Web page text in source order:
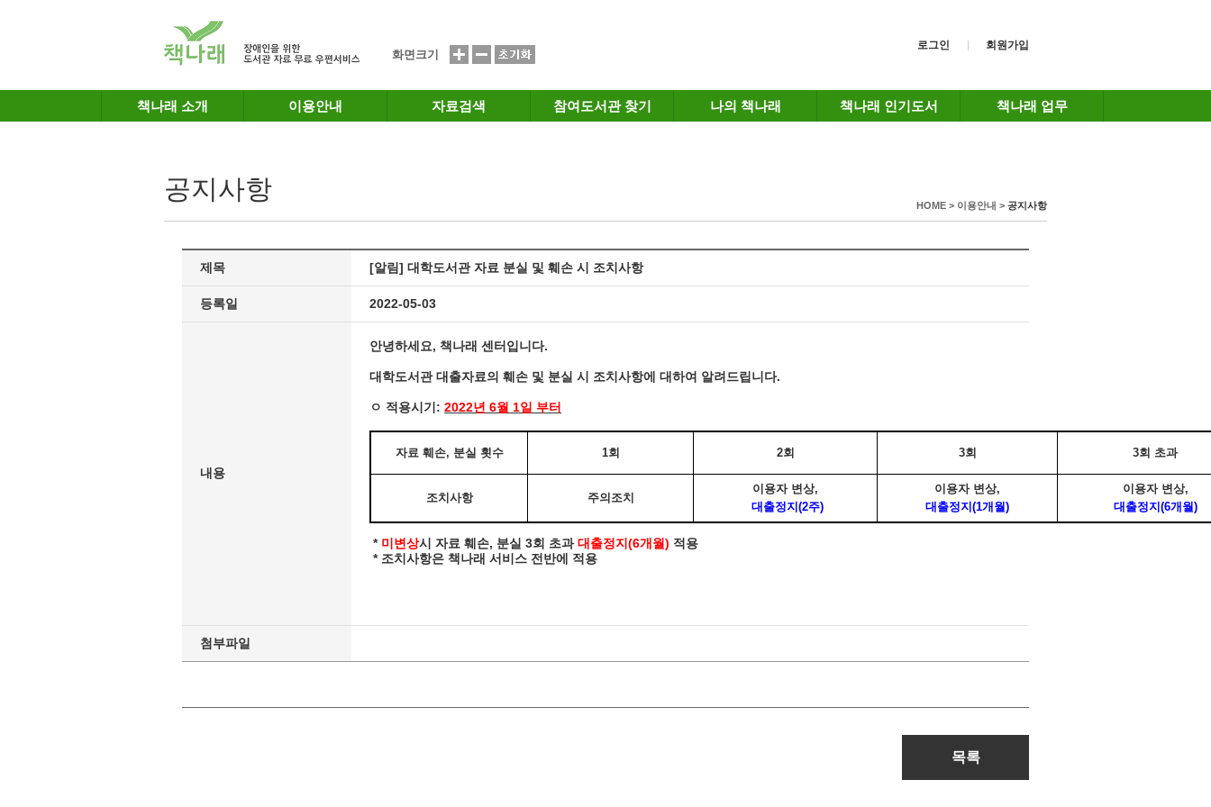
화면크기
로그인 회원가입
책나래 소개 이용안내 자료검색 참여도서관 찾기 나의 책나래 책나래 인기도서 책나래 업무
공지사항
HOME > 이용안내 > 공지사항
제목 [알림] 대학도서관 자료 분실 및 훼손 시 조치사항
등록일 2022-05-03
내용
안녕하세요, 책나래 센터입니다.
대학도서관 대출자료의 훼손 및 분실 시 조치사항에 대하여 알려드립니다.
ㅇ 적용시기: 2022년 6월 1일 부터
자료 훼손, 분실 횟수 1회 2회 3회 3회 초과
조치사항 주의조치
이용자 변상,
대출정지(2주)
이용자 변상,
대출정지(1개월)
이용자 변상,
대출정지(6개월)
* 미변상시 자료 훼손, 분실 3회 초과대출정지(6개월) 적용
* 조치사항은 책나래 서비스 전반에 적용
첨부파일
목록